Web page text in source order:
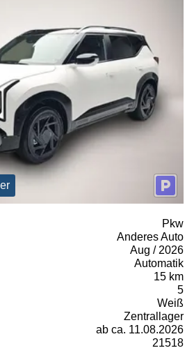
Pkw
Anderes Auto
Aug / 2026
Automatik
15 km
5
Weiß
Zentrallager
ab ca. 11.08.2026
21518